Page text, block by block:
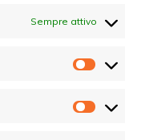
Sempre attivo